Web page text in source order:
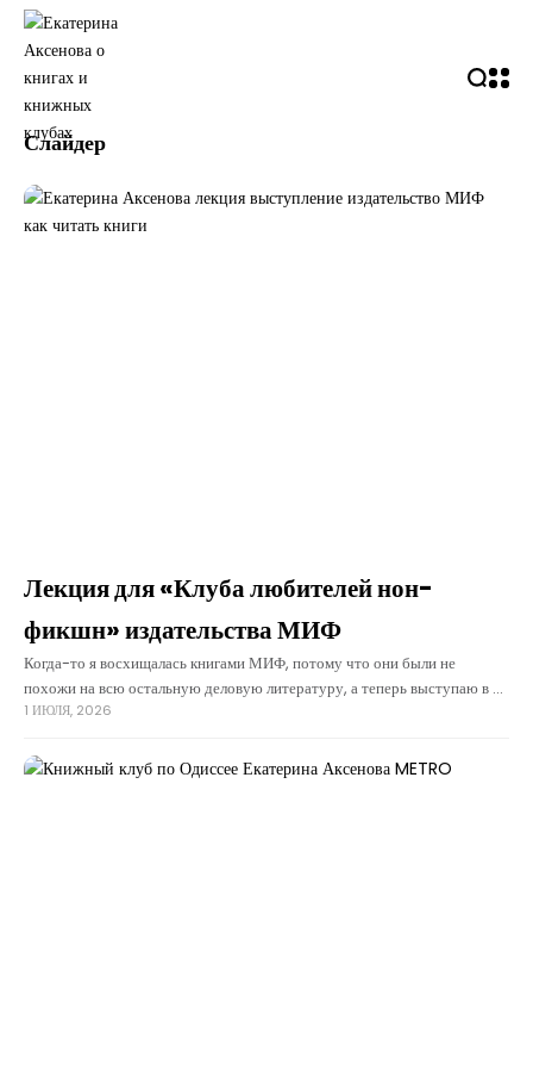
Слайдер
Лекция для «Клуба любителей нон-
фикшн» издательства МИФ
Когда-то я восхищалась книгами МИФ, потому что они были не
похожи на всю остальную деловую литературу, а теперь выступаю в их
программе! Издательство ведет большой курс "Клуб любителей нон-
1 ИЮЛЯ, 2026